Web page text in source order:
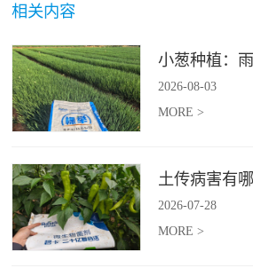
相关内容
2026-08-03
MORE >
2026-07-28
MORE >